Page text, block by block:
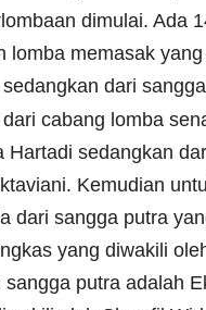
dimulai. Ada
lomba memasak
sedangkan dari
cabang lomba
Hartadi sedangkan
Kemudian
dari sangga putra
yang diwakili
putra adalah